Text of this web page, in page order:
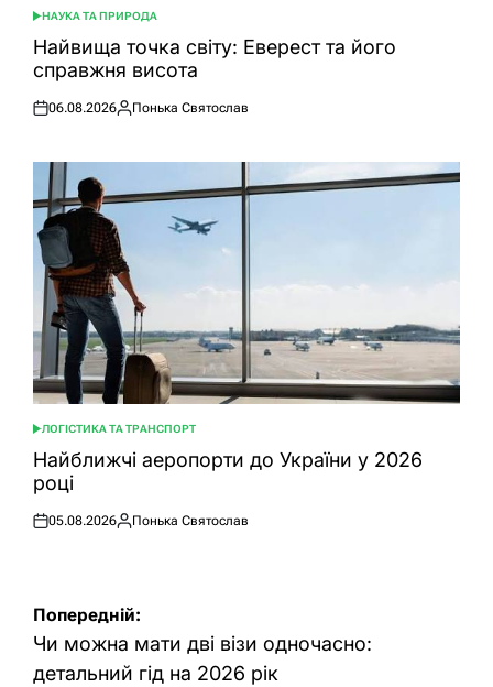
ОПУБЛІКУВАТИ
У
НАУКА ТА ПРИРОДА
Найвища точка світу: Еверест та його
справжня висота
Оприлюднено
06.08.2026
Опубліковано
Понька Святослав
ОПУБЛІКУВАТИ
У
ЛОГІСТИКА ТА ТРАНСПОРТ
Найближчі аеропорти до України у 2026
році
Оприлюднено
05.08.2026
Опубліковано
Понька Святослав
Навігація
записів
Попередній:
Чи можна мати дві візи одночасно:
детальний гід на 2026 рік